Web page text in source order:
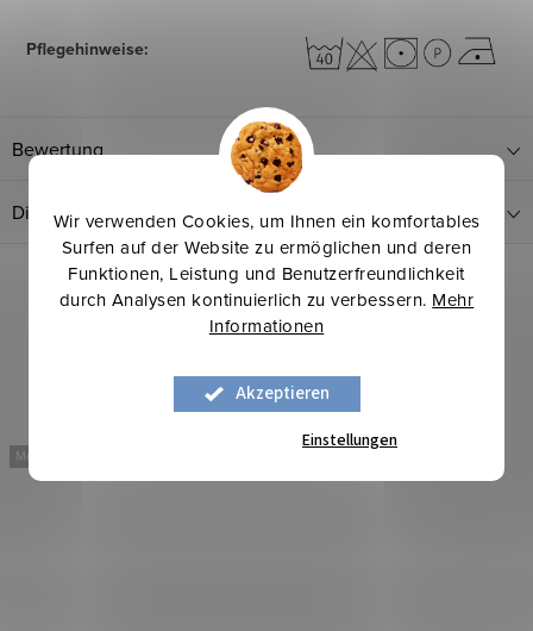
Wir verwenden Cookies, um Ihnen ein komfortables
Surfen auf der Website zu ermöglichen und deren
Funktionen, Leistung und Benutzerfreundlichkeit
durch Analysen kontinuierlich zu verbessern. Mehr
Informationen
Akzeptieren
Einstellungen
Pflegehinweise:
Bewertung
Diskussion
Mehr für weniger